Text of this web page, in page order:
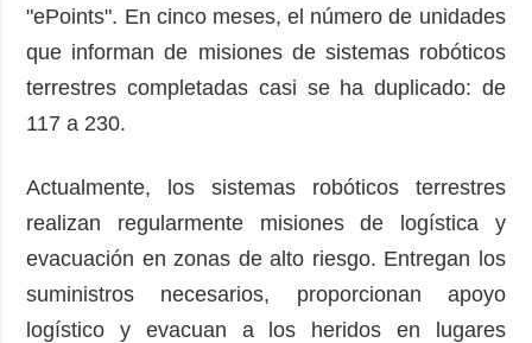
Releases
"ePoints". En cinco meses, el número de unidades
que informan de misiones de sistemas robóticos
terrestres completadas casi se ha duplicado: de
117 a 230.
Actualmente, los sistemas robóticos terrestres
realizan regularmente misiones de logística y
evacuación en zonas de alto riesgo. Entregan los
suministros necesarios, proporcionan apoyo
logístico y evacuan a los heridos en lugares